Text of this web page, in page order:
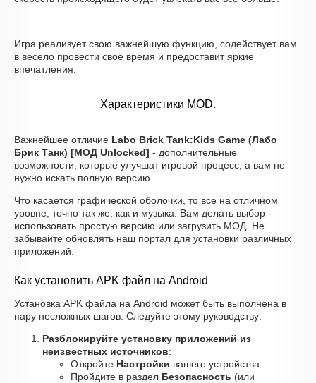
Игра реализует свою важнейшую функцию, содействует вам
в весело провести своё время и предоставит яркие
впечатления.
Характеристики MOD.
Важнейшее отличие Labo Brick Tank:Kids Game (Лабо
Брик Танк) [МОД Unlocked] - дополнительные
возможности, которые улучшат игровой процесс, а вам не
нужно искать полную версию.
Что касается графической оболочки, то все на отличном
уровне, точно так же, как и музыка. Вам делать выбор -
использовать простую версию или загрузить МОД. Не
забывайте обновлять наш портал для установки различных
приложений.
Как установить APK файл на Android
Установка APK файла на Android может быть выполнена в
пару несложных шагов. Следуйте этому руководству:
Разблокируйте установку приложений из
неизвестных источников:
Откройте Настройки вашего устройства.
Пройдите в раздел Безопасность (или